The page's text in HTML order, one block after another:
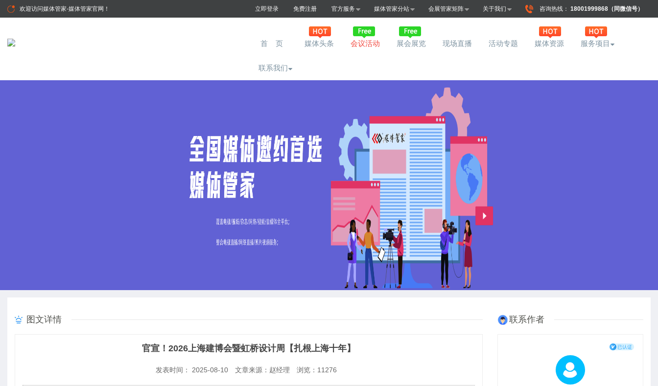
欢迎访问媒体管家-媒体管家官网 ！ 立即登录 免费注册 官方服务 媒体管家分站 会展管家矩阵 关于我们 咨询热线： 18001999868（同微信号）
首 页 媒体头条 会议活动 展会展览 现场直播 活动专题 媒体资源 服务项目
联系我们
图文详情
官宣！2026上海建博会暨虹桥设计周【扎根上海十年】
发表时间： 2025-08-10 文章来源：赵经理 浏览： 11276
联系作者